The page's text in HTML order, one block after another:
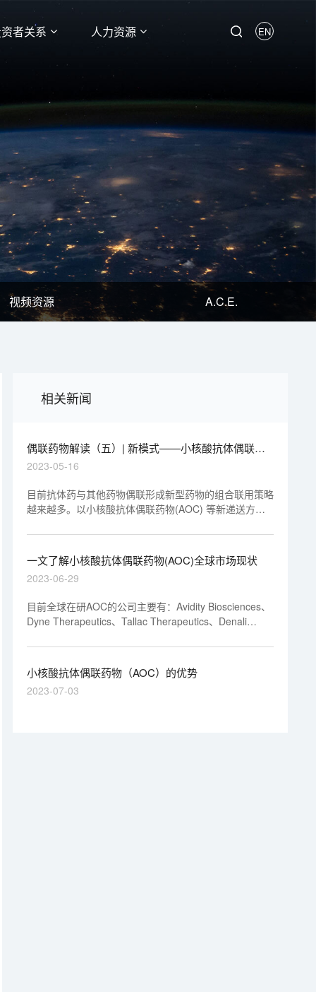
者关系 人力资源 EN
视频资源 A.C.E.
相关新闻
偶联药物解读（五）| 新模式——小核酸抗体偶联药
物(AOC)
2023-05-16
目前抗体药与其他药物偶联形成新型药物的组合联用策略
越来越多。以小核酸抗体偶联药物(AOC) 等新递送方法
有效开发手段｡
一文了解小核酸抗体偶联药物(AOC)全球市场现状
2023-06-29
目前全球在研AOC的公司主要有：Avidity Biosciences、
Dyne Therapeutics、Tallac Therapeutics、Denali
小核酸抗体偶联药物（AOC）的优势
2023-07-03